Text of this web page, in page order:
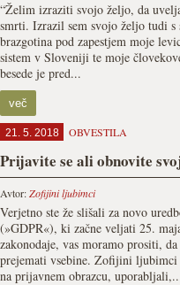
“Želim izraziti svojo željo, da
smrti. Izrazil sem svojo željo tudi
brazgotina pod zapestjem moje
sistem v Sloveniji te moje
besede je pred...
več
21. 5. 2018 OBVESTILA
Prijavite se ali obnovite
Avtor:Zofijini ljubimci
Verjetno ste že slišali za novo
(»GDPR«), ki začne veljati 25.
zakonodaje, vas moramo prositi,
prejemati vsebine. Zofijini
na prijavnem obrazcu,